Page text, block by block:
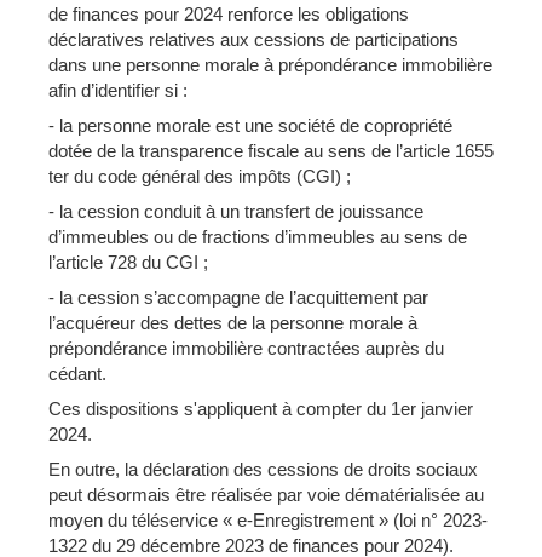
de finances pour 2024 renforce les obligations
déclaratives relatives aux cessions de participations
dans une personne morale à prépondérance immobilière
afin d’identifier si :
- la personne morale est une société de copropriété
dotée de la transparence fiscale au sens de l’article 1655
ter du code général des impôts (CGI) ;
- la cession conduit à un transfert de jouissance
d’immeubles ou de fractions d’immeubles au sens de
l’article 728 du CGI ;
- la cession s’accompagne de l’acquittement par
l’acquéreur des dettes de la personne morale à
prépondérance immobilière contractées auprès du
cédant.
Ces dispositions s'appliquent à compter du 1er janvier
2024.
En outre, la déclaration des cessions de droits sociaux
peut désormais être réalisée par voie dématérialisée au
moyen du téléservice « e-Enregistrement » (loi n° 2023-
1322 du 29 décembre 2023 de finances pour 2024).